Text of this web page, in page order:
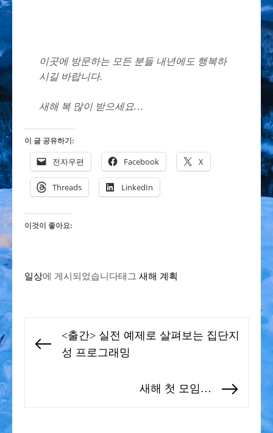
이곳에 방문하는 모든 분들 내년에도 행복하
시길 바랍니다.
새해 복 많이 받으세요…
이 글 공유하기:
전자우편 Facebook X
Threads LinkedIn
이것이 좋아요:
일상에 게시되었습니다태그 새해 계획
탐
Previous
<출간> 실전 예제로 살펴보는 집단지
성 프로그래밍
post:
새해 첫 모임…